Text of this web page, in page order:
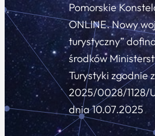
Pomorskie
ONLINE. Nowy
turystyczny”
środków
Turystyki zgodnie
2025/0028/1128/
dnia 10.07.2025